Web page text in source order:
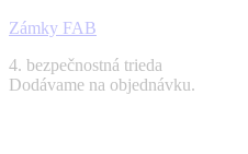
Zámky FAB
4. bezpečnostná trieda
Dodávame na objednávku.